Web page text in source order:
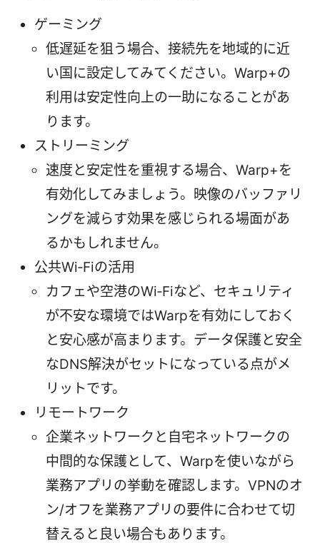
ゲーミング
低遅延を狙う場合、接続先を地域的に近
い国に設定してみてください。Warp+の
利用は安定性向上の一助になることがあ
ります。
ストリーミング
速度と安定性を重視する場合、Warp+を
有効化してみましょう。映像のバッファリ
ングを減らす効果を感じられる場面があ
るかもしれません。
公共Wi‑Fiの活用
カフェや空港のWi‑Fiなど、セキュリティ
が不安な環境ではWarpを有効にしておく
と安心感が高まります。データ保護と安全
なDNS解決がセットになっている点がメ
リットです。
リモートワーク
企業ネットワークと自宅ネットワークの
中間的な保護として、Warpを使いながら
業務アプリの挙動を確認します。VPNのオ
ン/オフを業務アプリの要件に合わせて切
替えると良い場合もあります。